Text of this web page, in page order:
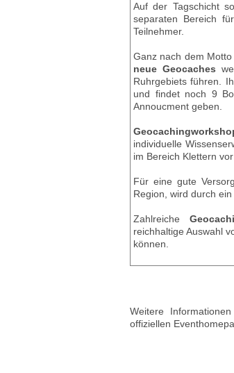
Auf der Tagschicht
separaten Bereich
Teilnehmer.
Ganz nach dem
neue Geocaches
Ruhrgebiets führen.
und findet noch 9
Annoucment geben.
individuelle
im Bereich Klettern
Für eine gute
Region, wird durch
Zahlreiche
reichhaltige Auswahl
können.
Weitere
offiziellen